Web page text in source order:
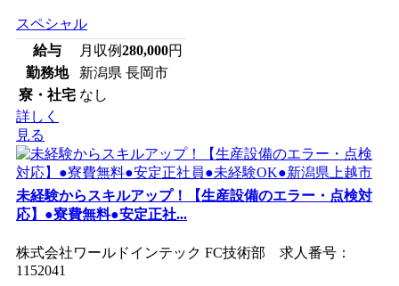
スペシャル
給与
月収例280,000円
勤務地
新潟県 長岡市
寮・社宅 なし
詳しく
見る
未経験からスキルアップ！【生産設備のエラー・点検対
応】●寮費無料●安定正社...
株式会社ワールドインテック FC技術部 求人番号：
1152041